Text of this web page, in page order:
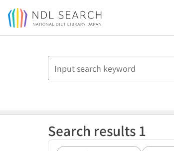
Jump to main content
Search results 1